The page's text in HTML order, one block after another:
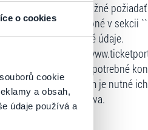
o cookies
cookie
a obsah,
údaje používá a
vstupeniek je možné požiadať
, v ktorom je potrebné v sekcii
všetky požadované údaje.
aby si na stránke
vytvorená a je potrebné
zaslané kuriérom je nutné
33, 831 04 Bratislava.